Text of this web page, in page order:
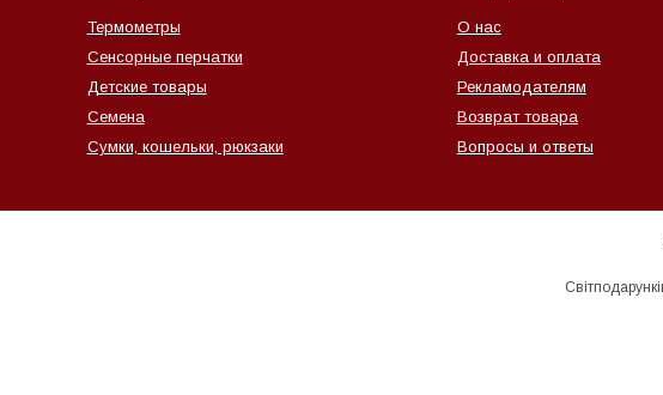
Термометры
Сенсорные перчатки
Детские товары
Семена
Сумки, кошельки, рюкзаки
О нас
Доставка и оплата
Рекламодателям
Возврат товара
Вопросы и ответы